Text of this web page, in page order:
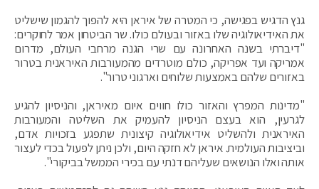
גנץ הדגיש בפגישה, כי המטרה של איראן היא להפוך להגמון שישליט
את האידיאולוגיה שלו באזור ובעולם כולו. שר הביטחון אמר לחוקרים:
"דיברתי בשנה האחרונה עם שרי הגנה מרחבי העולם, מדרום
אמריקה ועד אפריקה, כולם מוטרדים מהמעורבות האיראנית בטרור
באזורים שלהם באמצעות שלוחים וארגוני טרור".
"מדינות המפרץ והאזור כולו חווים איום מאיראן, והניסיון להגיע
לגרעין, הוא בעצם הניסיון להעמיק את השליטה והמעורבות
האיראנית ולהשליט אידיאולוגיה קיצונית שתפגע בזכויות אדם,
וביציבות העולמית. איראן לא חזקה היום, ולכן ניתן לפעול בכדי לעצור
אותה ואלו הנושאים שעליהם דנתי עם בכירי הממשל בביקורי".